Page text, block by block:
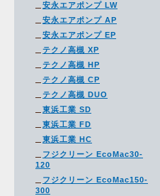
安永エアポンプ LW
安永エアポンプ AP
安永エアポンプ EP
テクノ高槻 XP
テクノ高槻 HP
テクノ高槻 CP
テクノ高槻 DUO
東浜工業 SD
東浜工業 FD
東浜工業 HC
フジクリーン EcoMac30-
120
フジクリーン EcoMac150-
300